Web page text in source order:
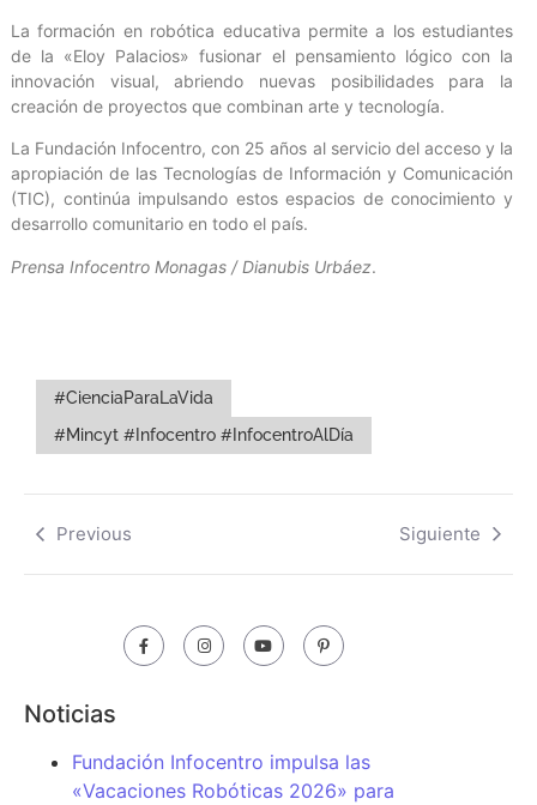
La formación en robótica educativa permite a los estudiantes
de la «Eloy Palacios» fusionar el pensamiento lógico con la
innovación visual, abriendo nuevas posibilidades para la
creación de proyectos que combinan arte y tecnología.
La Fundación Infocentro, con 25 años al servicio del acceso y la
apropiación de las Tecnologías de Información y Comunicación
(TIC), continúa impulsando estos espacios de conocimiento y
desarrollo comunitario en todo el país.
Prensa Infocentro Monagas / Dianubis Urbáez.
#CienciaParaLaVida
#Mincyt #Infocentro #InfocentroAlDía
Previous Siguiente
Noticias
Fundación Infocentro impulsa las
«Vacaciones Robóticas 2026» para